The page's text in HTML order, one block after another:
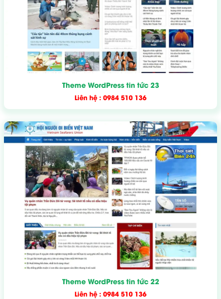
Theme WordPress tin tức 23
Liên hệ : 0984 510 136
Theme WordPress tin tức 22
Liên hệ : 0984 510 136